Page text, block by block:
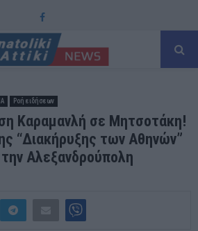
Facebook
Ροή ειδήσεων
Καραμανλή σε Μητσοτάκη!
“Διακήρυξης των Αθηνών”
Αλεξανδρούπολη